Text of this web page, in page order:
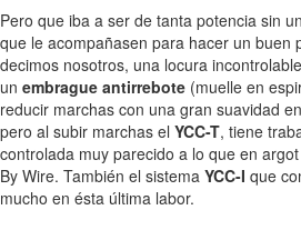
Pero que iba a ser de tanta potencia sin
que le acompañasen para hacer un buen
decimos nosotros, una locura
un embrague antirrebote (muelle en
reducir marchas con una gran suavidad
pero al subir marchas el YCC-T, tiene
controlada muy parecido a lo que en
By Wire. También el sistema YCC-I que
mucho en ésta última labor.